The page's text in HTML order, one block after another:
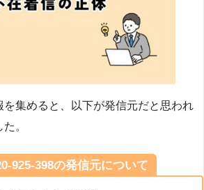
集めると、以下が発信元だと思われ
。
925-398の発信元について